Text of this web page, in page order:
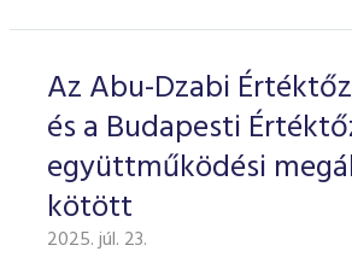
Az Abu-Dzabi
és a Budapesti
együttműködési
kötött
2025. júl. 23.